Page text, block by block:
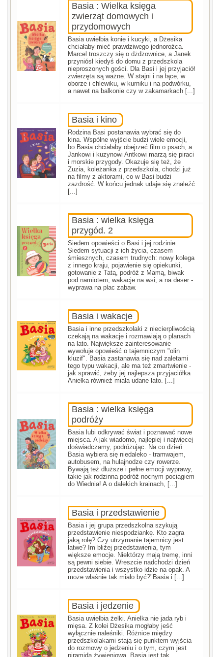
Basia : Wielka księga
zwierząt domowych i
przydomowych
Basia uwielbia konie i kucyki, a Dżesika
chciałaby mieć prawdziwego jednorożca.
Marcel troszczy się o dżdżownice, a Janek
przyniósł kiedyś do domu z przedszkola
nieproszonych gości. Dla Basi i jej przyjaciół
zwierzęta są ważne. W stajni i na łące, w
oborze i chlewiku, w kurniku i na podwórku,
a nawet na balkonie czy w zakamarkach [...]
Basia i kino
Rodzina Basi postanawia wybrać się do
kina. Wspólne wyjście budzi wiele emocji,
bo Basia chciałaby obejrzeć film o psach, a
Jankowi i kuzynowi Antkowi marzą się piraci
i morskie przygody. Okazuje się też, że
Zuzia, koleżanka z przedszkola, chodzi już
na filmy z aktorami, co w Basi budzi
zazdrość. W końcu jednak udaje się znaleźć
[...]
Basia : wielka księga
przygód. 2
Siedem opowieści o Basi i jej rodzinie.
Siedem sytuacji z ich życia, czasem
śmiesznych, czasem trudnych: nowy kolega
z innego kraju, pojawienie się opiekunki,
gotowanie z Tatą, podróż z Mamą, biwak
pod namiotem, wakacje na wsi, a na deser -
wyprawa na plac zabaw.
Basia i wakacje
Basia i inne przedszkolaki z niecierpliwością
czekają na wakacje i rozmawiają o planach
na lato. Największe zainteresowanie
wywołuje opowieść o tajemniczym "olin
kluzif". Basia zastanawia się nad zaletami
tego typu wakacji, ale ma też zmartwienie -
jak sprawić, żeby jej najlepsza przyjaciółka
Anielka również miała udane lato. [...]
Basia : wielka księga
podróży
Basia lubi odkrywać świat i poznawać nowe
miejsca. A jak wiadomo, najlepiej i najwięcej
doświadczamy, podróżując. Na co dzień
Basia wybiera się niedaleko - tramwajem,
autobusem, na hulajnodze czy rowerze.
Bywają też dłuższe i pełne emocji wyprawy,
takie jak rodzinna podróż nocnym pociągiem
do Wiednia! A o dalekich krainach, [...]
Basia i przedstawienie
Basia i jej grupa przedszkolna szykują
przedstawienie niespodziankę. Kto zagra
jaką rolę? Czy utrzymanie tajemnicy jest
łatwe? Im bliżej przedstawienia, tym
większe emocje. Niektórzy mają tremę, inni
są pewni siebie. Wreszcie nadchodzi dzień
przedstawienia i wszystko idzie na opak. A
może właśnie tak miało być?"Basia i [...]
Basia i jedzenie
Basia uwielbia żelki. Anielka nie jada ryb i
mięsa. Z kolei Dżesika mogłaby jeść
wyłącznie naleśniki. Różnice między
przedszkolakami stają się punktem wyjścia
do rozmowy o jedzeniu i o tym, czym jest
piramida żywieniowa. Basia jest tak